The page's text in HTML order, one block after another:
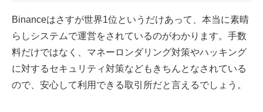
Binanceはさすが世界1位というだけあって、本当に素晴
らしシステムで運営をされているのがわかります。手数
料だけではなく、マネーロンダリング対策やハッキング
に対するセキュリティ対策などもきちんとなされている
ので、安心して利用できる取引所だと言えるでしょう。